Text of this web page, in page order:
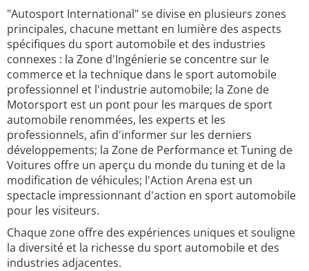
"Autosport International" se divise en plusieurs zones
principales, chacune mettant en lumière des aspects
spécifiques du sport automobile et des industries
connexes : la Zone d'Ingénierie se concentre sur le
commerce et la technique dans le sport automobile
professionnel et l'industrie automobile; la Zone de
Motorsport est un pont pour les marques de sport
automobile renommées, les experts et les
professionnels, afin d'informer sur les derniers
développements; la Zone de Performance et Tuning de
Voitures offre un aperçu du monde du tuning et de la
modification de véhicules; l'Action Arena est un
spectacle impressionnant d'action en sport automobile
pour les visiteurs.
Chaque zone offre des expériences uniques et souligne
la diversité et la richesse du sport automobile et des
industries adjacentes.